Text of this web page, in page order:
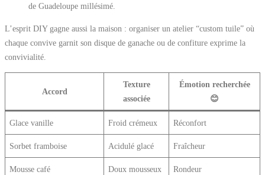
de Guadeloupe millésimé.
L’esprit DIY gagne aussi la maison : organiser un atelier “custom tuile” où
chaque convive garnit son disque de ganache ou de confiture exprime la
convivialité.
Accord
Texture
associée
Émotion recherchée
😊
Glace vanille Froid crémeux Réconfort
Sorbet framboise Acidulé glacé Fraîcheur
Mousse café Doux mousseux Rondeur